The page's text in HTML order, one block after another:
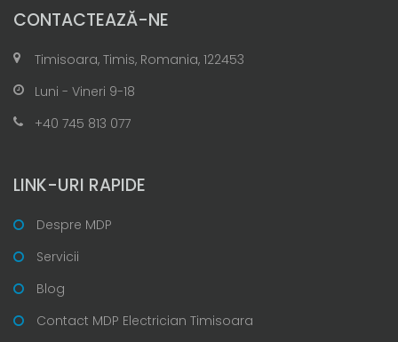
CONTACTEAZĂ-NE
Timisoara, Timis, Romania, 122453
Luni - Vineri 9-18
+40 745 813 077
LINK-URI RAPIDE
Despre MDP
Servicii
Blog
Contact MDP Electrician Timisoara